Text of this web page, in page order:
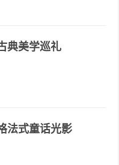
典美学巡礼
法式童话光影